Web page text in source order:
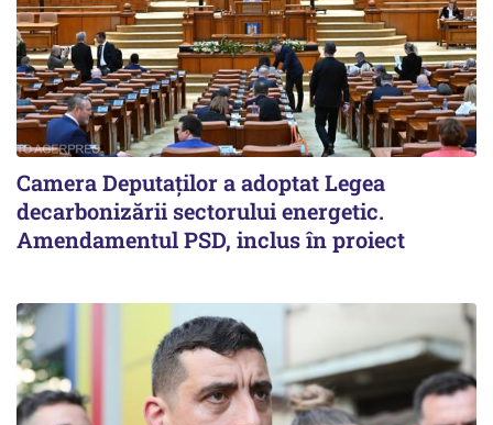
Camera Deputaților a adoptat Legea
decarbonizării sectorului energetic.
Amendamentul PSD, inclus în proiect